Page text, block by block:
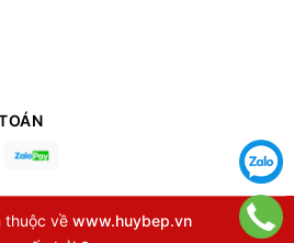
thuộc về www.huybep.vn